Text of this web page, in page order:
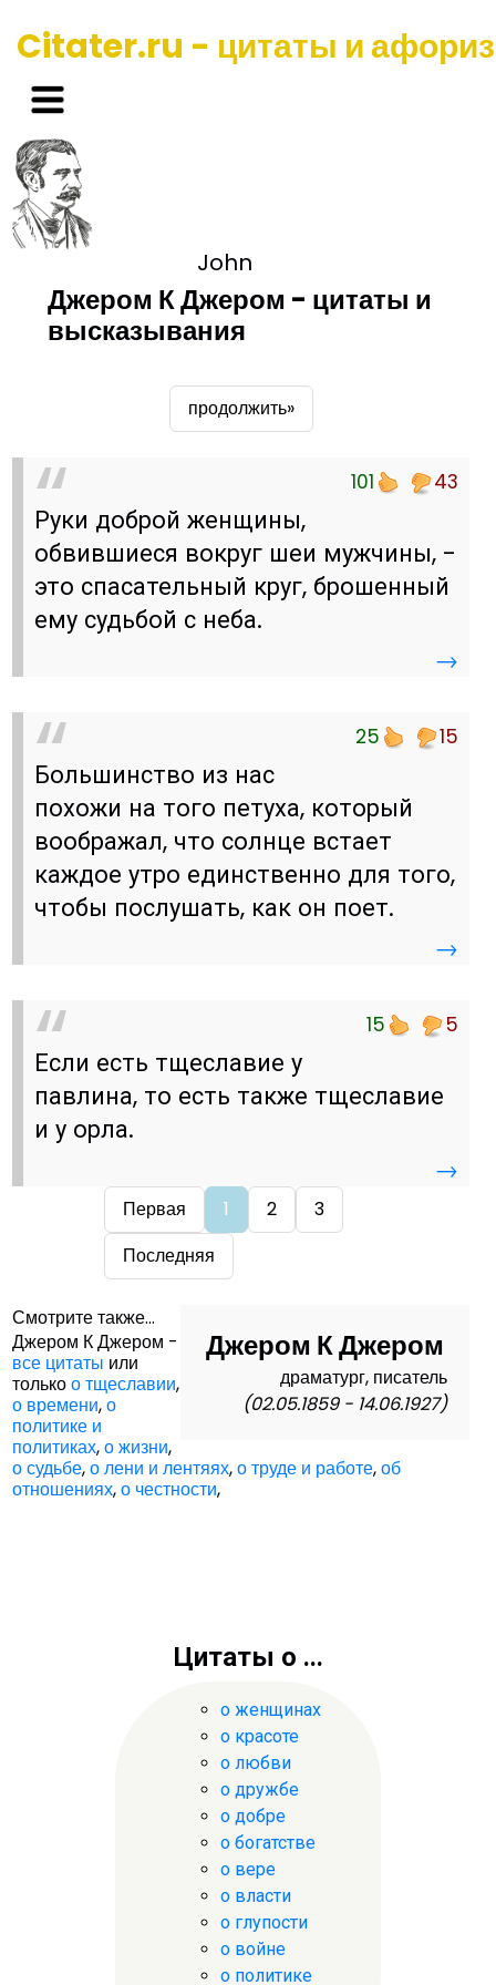
Citater.ru - цитаты и
John
Джером К Джером - цитаты и
высказывания
продолжить»
101 43
Руки доброй женщины,
обвившиеся вокруг шеи мужчины, -
это спасательный круг, брошенный
ему судьбой с неба.
→
25 15
Большинство из нас
похожи на того петуха, который
воображал, что солнце встает
каждое утро единственно для того,
чтобы послушать, как он поет.
→
15 5
Если есть тщеславие у
павлина, то есть также тщеславие
и у орла.
→
Первая 1 2
3
Последняя
Джером К Джером
драматург, писатель
(02.05.1859 - 14.06.1927)
Смотрите также...
Джером К Джером -
все цитаты или
толькоо тщеславии,
о времени,о
политике и
политиках,о жизни,
о судьбе,о лени и лентяях,о труде и работе,об
отношениях,о честности,
Цитаты о ...
о женщинах
о красоте
о любви
о дружбе
о добре
о богатстве
о вере
о власти
о глупости
о войне
о политике